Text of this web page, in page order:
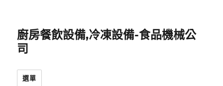
廚房餐飲設備,冷凍設備-食品機械公
司
選單